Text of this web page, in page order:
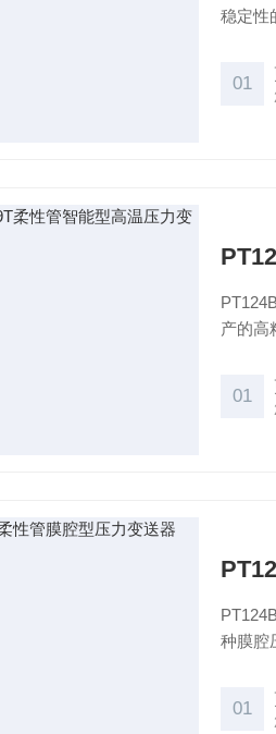
稳定性
的压
套可
01
产的高
可应
01
种膜腔
干扰
01